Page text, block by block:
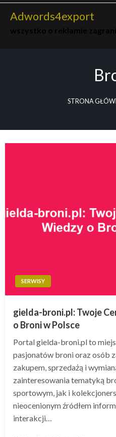
Skip
Adwords4export
STRONA
SERWISY
gielda-broni.pl: Twoje
o Broni w Polsce
Portal gielda-broni.pl to
pasjonatów broni oraz osób
zakupem, sprzedażą i
zainteresowania tematyką
sportowym, jak i
nieocenionym źródłem
interakcji…